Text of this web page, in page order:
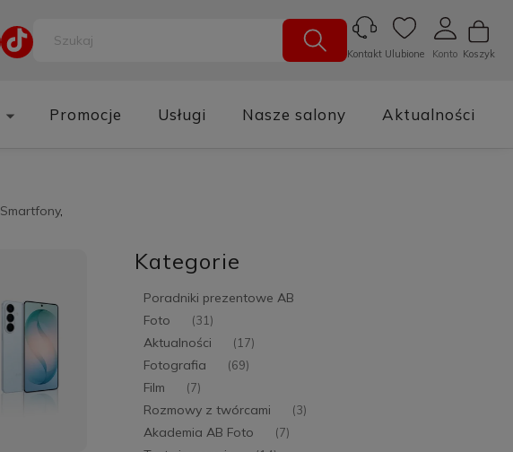
Koszyk
Konto
Ulubione
Kontakt
Promocje Usługi Nasze salony Aktualności
Smartfony,
Kategorie
Poradniki prezentowe AB
Foto
(31)
Aktualności (17)
Fotografia (69)
Film (7)
Rozmowy z twórcami (3)
Akademia AB Foto (7)